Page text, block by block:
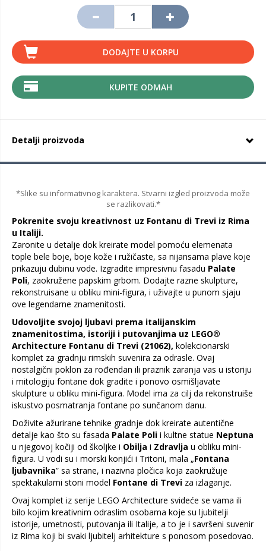
DODAJTE U KORPU
KUPITE ODMAH
Detalji proizvoda
*Slike su informativnog karaktera. Stvarni izgled proizvoda može
se razlikovati.*
Pokrenite svoju kreativnost uz Fontanu di Trevi iz Rima
u Italiji.
Zaronite u detalje dok kreirate model pomoću elemenata
tople bele boje, boje kože i ružičaste, sa nijansama plave koje
prikazuju dubinu vode. Izgradite impresivnu fasadu Palate
Poli, zaokružene papskim grbom. Dodajte razne skulpture,
rekonstruisane u obliku mini-figura, i uživajte u punom sjaju
ove legendarne znamenitosti.
Udovoljite svojoj ljubavi prema italijanskim
znamenitostima, istoriji i putovanjima uz LEGO®
Architecture Fontanu di Trevi (21062), kolekcionarski
komplet za gradnju rimskih suvenira za odrasle. Ovaj
nostalgični poklon za rođendan ili praznik zaranja vas u istoriju
i mitologiju fontane dok gradite i ponovo osmišljavate
skulpture u obliku mini-figura. Model ima za cilj da rekonstruiše
iskustvo posmatranja fontane po sunčanom danu.
Doživite ažurirane tehnike gradnje dok kreirate autentične
detalje kao što su fasada Palate Poli i kultne statue Neptuna
u njegovoj kočiji od školjke i Obilja i Zdravlja u obliku mini-
figura. U vodi su i morski konjići i Tritoni, mala „Fontana
ljubavnika” sa strane, i nazivna pločica koja zaokružuje
spektakularni stoni model Fontane di Trevi za izlaganje.
Ovaj komplet iz serije LEGO Architecture svideće se vama ili
bilo kojim kreativnim odraslim osobama koje su ljubitelji
istorije, umetnosti, putovanja ili Italije, a to je i savršeni suvenir
iz Rima koji bi svaki ljubitelj arhitekture s ponosom posedovao.